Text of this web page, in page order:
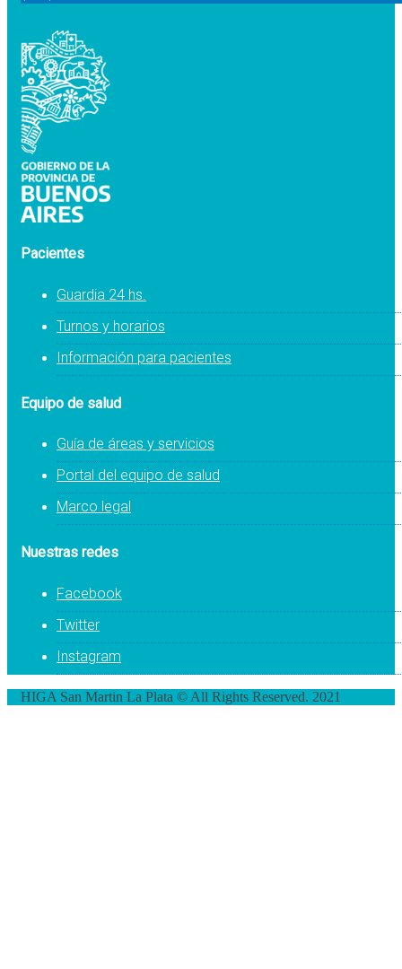
Pacientes
Guardia 24 hs.
Turnos y horarios
Información para pacientes
Equipo de salud
Guía de áreas y servicios
Portal del equipo de salud
Marco legal
Nuestras redes
Facebook
Twitter
Instagram
HIGA San Martin La Plata © All Rights Reserved. 2021